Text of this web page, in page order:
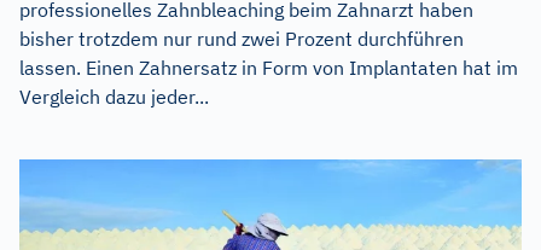
professionelles Zahnbleaching beim Zahnarzt haben
bisher trotzdem nur rund zwei Prozent durchführen
lassen. Einen Zahnersatz in Form von Implantaten hat im
Vergleich dazu jeder...